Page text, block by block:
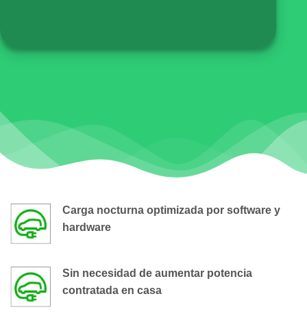
Carga nocturna optimizada por software y
hardware
Sin necesidad de aumentar potencia
contratada en casa